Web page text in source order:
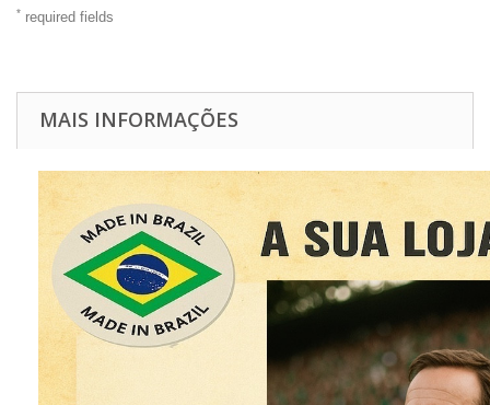
* required fields
MAIS INFORMAÇÕES